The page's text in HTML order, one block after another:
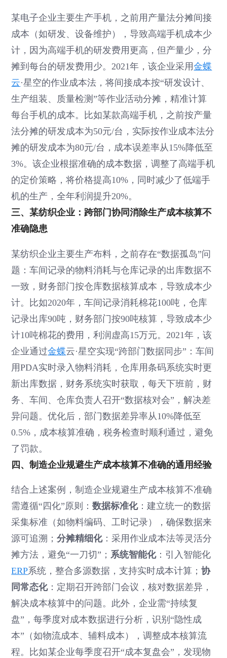
某电子企业主要生产手机，之前用产量法分摊间接
成本（如研发、设备维护），导致高端手机成本少
计，因为高端手机的研发费用更高，但产量少，分
摊到每台的研发费用少。2021年，该企业采用金蝶
云·星空的作业成本法，将间接成本按“研发设计、
生产组装、质量检测”等作业活动分摊，精准计算
每台手机的成本。比如某款高端手机，之前按产量
法分摊的研发成本为50元/台，实际按作业成本法分
摊的研发成本为80元/台，成本误差率从15%降低至
3%。该企业根据准确的成本数据，调整了高端手机
的定价策略，将价格提高10%，同时减少了低端手
机的生产，全年利润提升20%。
三、某纺织企业：跨部门协同消除生产成本核算不
准确隐患
某纺织企业主要生产布料，之前存在“数据孤岛”问
题：车间记录的物料消耗与仓库记录的出库数据不
一致，财务部门按仓库数据核算成本，导致成本少
计。比如2020年，车间记录消耗棉花100吨，仓库
记录出库90吨，财务部门按90吨核算，导致成本少
计10吨棉花的费用，利润虚高15万元。2021年，该
企业通过金蝶云·星空实现“跨部门数据同步”：车间
用PDA实时录入物料消耗，仓库用条码系统实时更
新出库数据，财务系统实时获取，每天下班前，财
务、车间、仓库负责人召开“数据核对会”，解决差
异问题。优化后，部门数据差异率从10%降低至
0.5%，成本核算准确，税务检查时顺利通过，避免
了罚款。
四、制造企业规避生产成本核算不准确的通用经验
结合上述案例，制造企业规避生产成本核算不准确
需遵循“四化”原则：数据标准化：建立统一的数据
采集标准（如物料编码、工时记录），确保数据来
源可追溯；分摊精细化：采用作业成本法等灵活分
摊方法，避免“一刀切”； 系统智能化：引入智能化
ERP系统，整合多源数据，支持实时成本计算；协
同常态化：定期召开跨部门会议，核对数据差异，
解决成本核算中的问题。此外，企业需“持续复
盘”，每季度对成本数据进行分析，识别“隐性成
本”（如物流成本、辅料成本），调整成本核算流
程。比如某企业每季度召开“成本复盘会”，发现物